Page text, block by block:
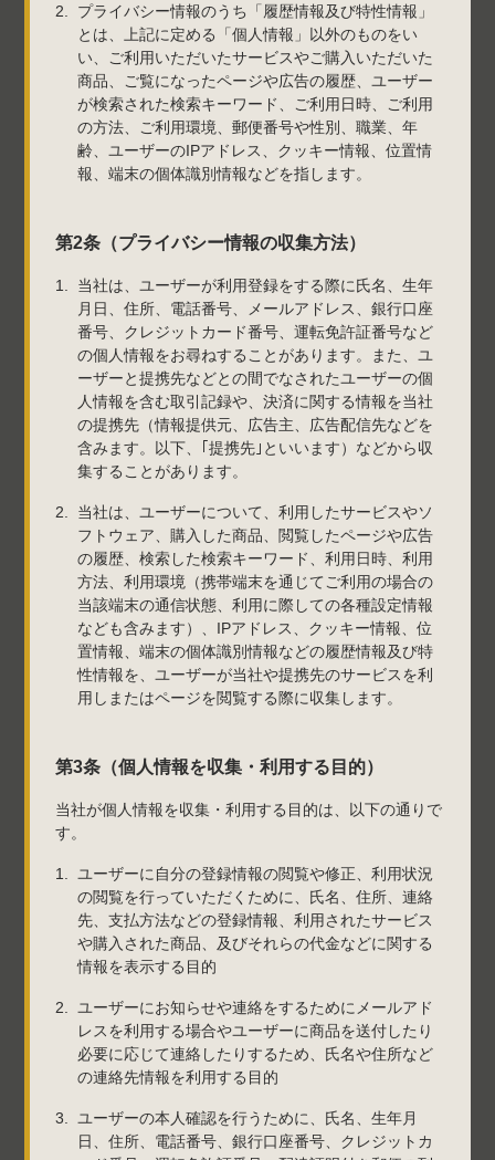
プライバシー情報のうち「履歴情報及び特性情報」
とは、上記に定める「個人情報」以外のものをい
い、ご利用いただいたサービスやご購入いただいた
商品、ご覧になったページや広告の履歴、ユーザー
が検索された検索キーワード、ご利用日時、ご利用
の方法、ご利用環境、郵便番号や性別、職業、年
齢、ユーザーのIPアドレス、クッキー情報、位置情
報、端末の個体識別情報などを指します。
第2条（プライバシー情報の収集方法）
当社は、ユーザーが利用登録をする際に氏名、生年
月日、住所、電話番号、メールアドレス、銀行口座
番号、クレジットカード番号、運転免許証番号など
の個人情報をお尋ねすることがあります。また、ユ
ーザーと提携先などとの間でなされたユーザーの個
人情報を含む取引記録や、決済に関する情報を当社
の提携先（情報提供元、広告主、広告配信先などを
含みます。以下、｢提携先｣といいます）などから収
集することがあります。
当社は、ユーザーについて、利用したサービスやソ
フトウェア、購入した商品、閲覧したページや広告
の履歴、検索した検索キーワード、利用日時、利用
方法、利用環境（携帯端末を通じてご利用の場合の
当該端末の通信状態、利用に際しての各種設定情報
なども含みます）、IPアドレス、クッキー情報、位
置情報、端末の個体識別情報などの履歴情報及び特
性情報を、ユーザーが当社や提携先のサービスを利
用しまたはページを閲覧する際に収集します。
第3条（個人情報を収集・利用する目的）
当社が個人情報を収集・利用する目的は、以下の通りで
す。
ユーザーに自分の登録情報の閲覧や修正、利用状況
の閲覧を行っていただくために、氏名、住所、連絡
先、支払方法などの登録情報、利用されたサービス
や購入された商品、及びそれらの代金などに関する
情報を表示する目的
ユーザーにお知らせや連絡をするためにメールアド
レスを利用する場合やユーザーに商品を送付したり
必要に応じて連絡したりするため、氏名や住所など
の連絡先情報を利用する目的
ユーザーの本人確認を行うために、氏名、生年月
日、住所、電話番号、銀行口座番号、クレジットカ